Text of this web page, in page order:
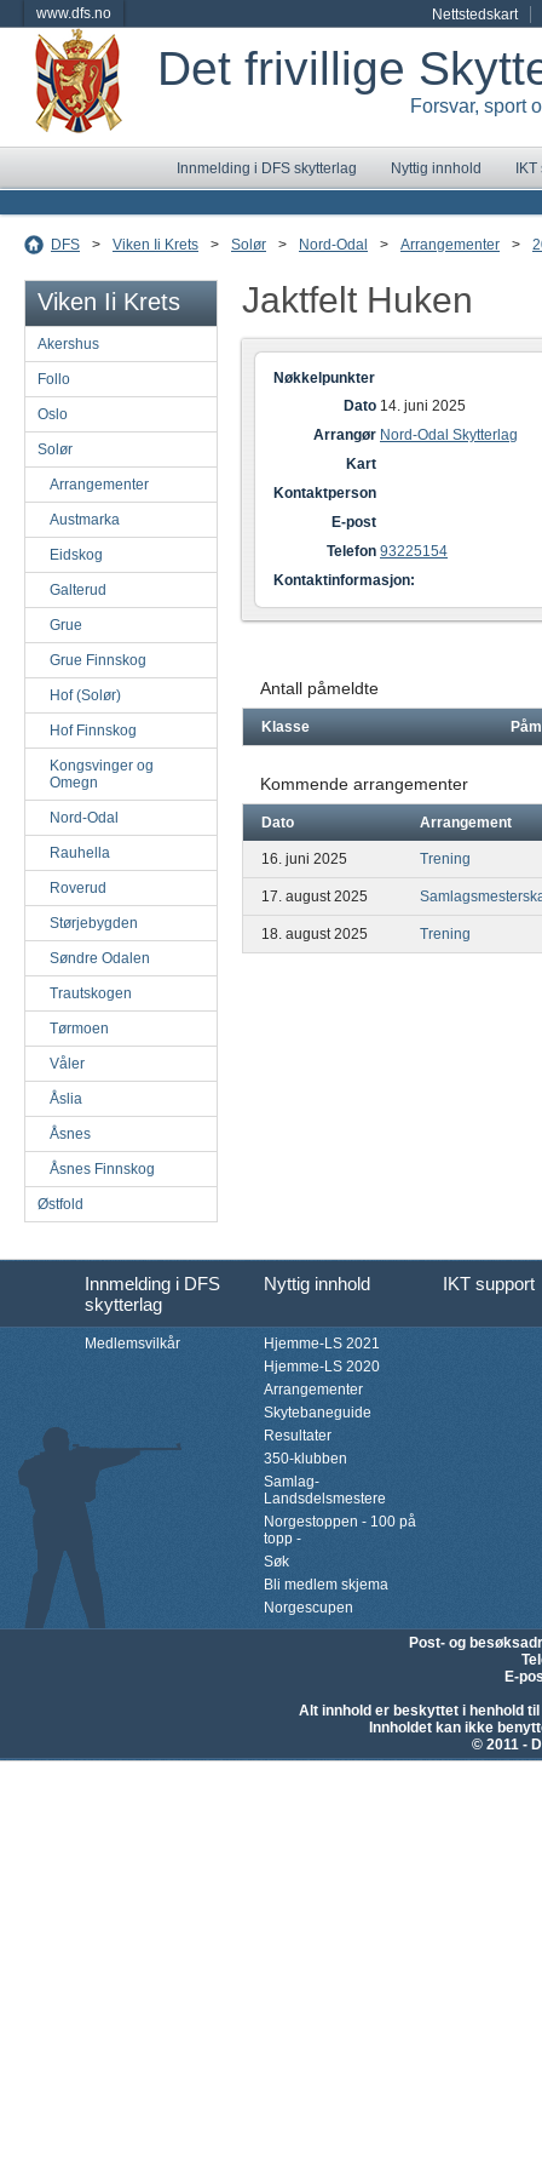
www.dfs.no Nettstedskart
Det frivillige
Forsvar, sport
Innmelding i DFS skytterlag Nyttig innhold
DFS > Viken Ii Krets > Solør > Nord-Odal > Arrangementer >
Viken Ii Krets
Akershus
Follo
Oslo
Solør
Arrangementer
Austmarka
Eidskog
Galterud
Grue
Grue Finnskog
Hof (Solør)
Hof Finnskog
Kongsvinger og
Omegn
Nord-Odal
Rauhella
Roverud
Størjebygden
Søndre Odalen
Trautskogen
Tørmoen
Våler
Åslia
Åsnes
Åsnes Finnskog
Østfold
Jaktfelt Huken
Nøkkelpunkter
Dato 14. juni 2025
Arrangør Nord-Odal Skytterlag
Kart
Kontaktperson
E-post
Telefon 93225154
Kontaktinformasjon:
Antall påmeldte
Klasse
Kommende arrangementer
Dato Arrangement
16. juni 2025 Trening
17. august 2025
18. august 2025 Trening
Innmelding i DFS
skytterlag
Nyttig innhold IKT support
Medlemsvilkår
Hjemme-LS 2021
Hjemme-LS 2020
Arrangementer
Skytebaneguide
Resultater
350-klubben
Samlag-
Landsdelsmestere
Norgestoppen - 100 på
topp -
Søk
Bli medlem skjema
Norgescupen
Post- og
E-
Alt innhold er beskyttet i henhold
Innholdet kan ikke
© 2011 -